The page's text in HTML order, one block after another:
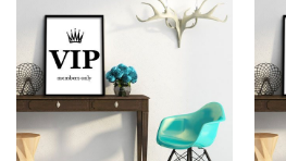
wiele
wariantów.
Opcje
można
wybrać
na
stronie